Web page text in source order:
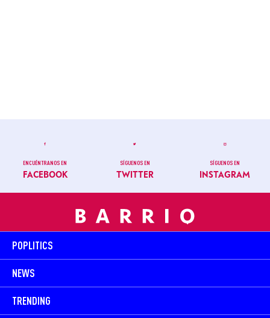
ENCUÉNTRANOS EN
FACEBOOK
SÍGUENOS EN
TWITTER
SÍGUENOS EN
INSTAGRAM
POPLITICS
NEWS
TRENDING